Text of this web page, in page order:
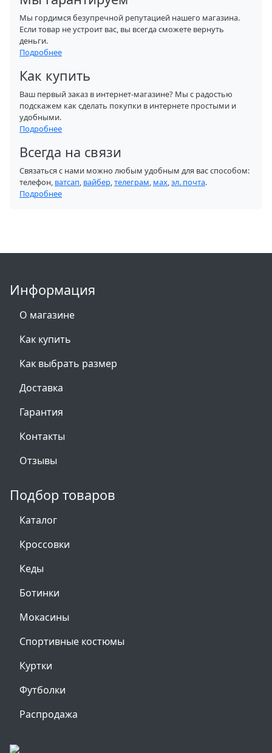
Мы гордимся безупречной репутацией нашего магазина.
Если товар не устроит вас, вы всегда сможете вернуть
деньги.
Подробнее
Как купить
Ваш первый заказ в интернет-магазине? Мы с радостью
подскажем как сделать покупки в интернете простыми и
удобными.
Подробнее
Всегда на связи
Связаться с нами можно любым удобным для вас способом:
телефон, ватсап, вайбер,телеграм, мах,эл. почта.
Подробнее
Информация
О магазине
Как купить
Как выбрать размер
Доставка
Гарантия
Контакты
Отзывы
Подбор товаров
Каталог
Кроссовки
Кеды
Ботинки
Мокасины
Спортивные костюмы
Куртки
Футболки
Распродажа